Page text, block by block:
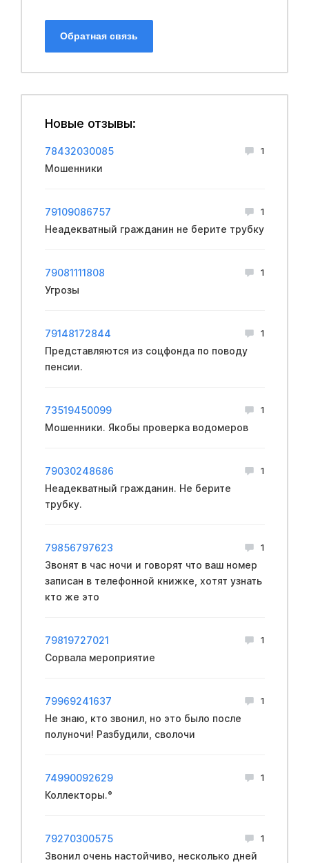
Обратная связь
Новые отзывы:
78432030085 1
Мошенники
79109086757 1
Неадекватный гражданин не берите трубку
79081111808 1
Угрозы
79148172844 1
Представляются из соцфонда по поводу
пенсии.
73519450099 1
Мошенники. Якобы проверка водомеров
79030248686 1
Неадекватный гражданин. Не берите
трубку.
79856797623 1
Звонят в час ночи и говорят что ваш номер
записан в телефонной книжке, хотят узнать
кто же это
79819727021 1
Сорвала мероприятие
79969241637 1
Не знаю, кто звонил, но это было после
полуночи! Разбудили, сволочи
74990092629 1
Коллекторы.°
79270300575 1
Звонил очень настойчиво, несколько дней